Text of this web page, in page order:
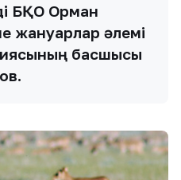
БҚО Орман
жануарлар әлемі
басшысы